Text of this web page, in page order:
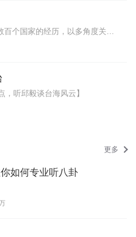
张维为通过自己走访数百个国家的经历，以多角度关注世界政局变化，跟进社会热门话题，见微知著的分析国...
，听邱毅谈台海风云】
更多
如何专业听八卦